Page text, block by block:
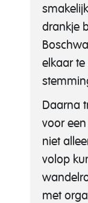
drankje
elkaar
Daarna
voor
niet
volop
met